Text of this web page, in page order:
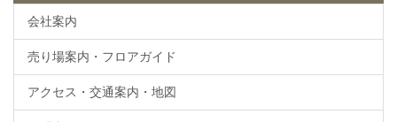
会社案内
売り場案内・フロアガイド
アクセス・交通案内・地図